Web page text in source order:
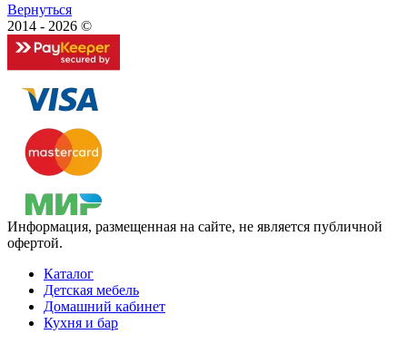
Вернуться
2014 - 2026 ©
Информация, размещенная на сайте, не является публичной
офертой.
Каталог
Детская мебель
Домашний кабинет
Кухня и бар